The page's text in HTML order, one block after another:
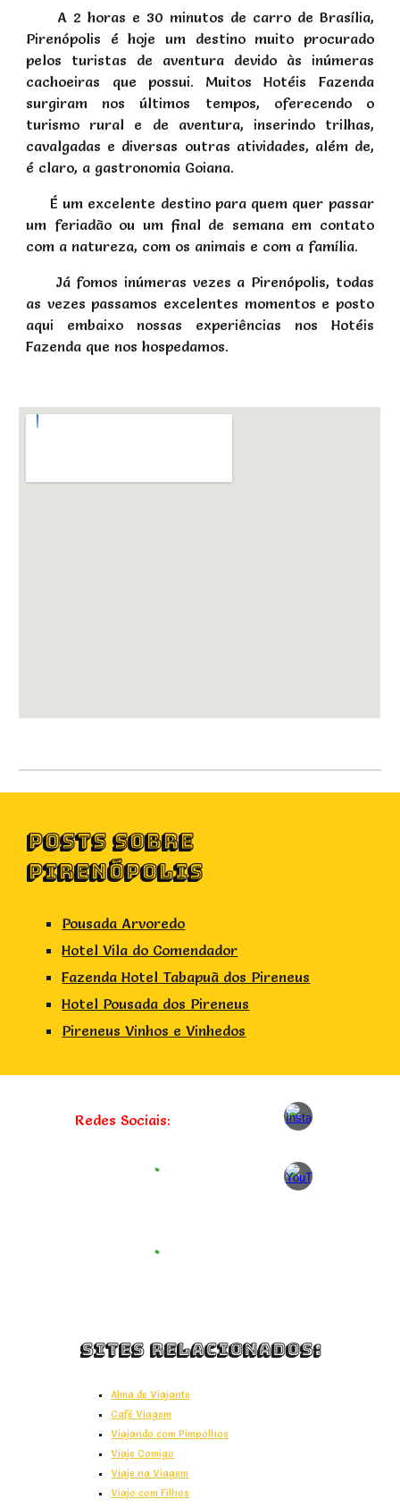
A 2 horas e 30 minutos de carro de Brasília,
Pirenópolis é hoje um destino muito procurado
pelos turistas de aventura devido às inúmeras
cachoeiras que possui. Muitos Hotéis Fazenda
surgiram nos últimos tempos, oferecendo o
turismo rural e de aventura, inserindo trilhas,
cavalgadas e diversas outras atividades, além de,
é claro, a gastronomia Goiana.
É um excelente destino para quem quer passar
um feriadão ou um final de semana em contato
com a natureza, com os animais e com a família.
Já fomos inúmeras vezes a Pirenópolis, todas
as vezes passamos excelentes momentos e posto
aqui embaixo nossas experiências nos Hotéis
Fazenda que nos hospedamos.
POSTS SOBRE
PIRENÓPOLIS
Pousada Arvoredo
Hotel Vila do Comendador
Fazenda Hotel Tabapuã dos Pireneus
Hotel Pousada dos Pireneus
Pireneus Vinhos e Vinhedos
Redes Sociais:
Sites Relacionados:
Alma de Viajante
Café Viagem
Viajando com Pimpolhos
Viaje Comigo
Viaje na Viagem
Viajo com Filhos